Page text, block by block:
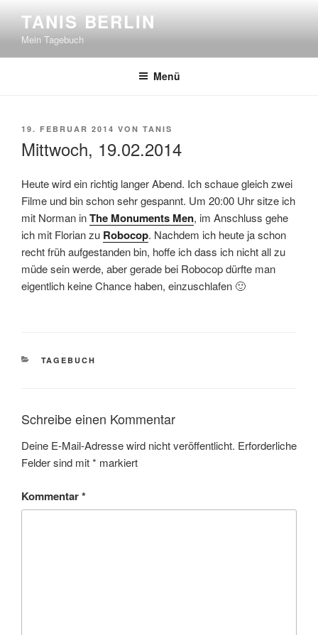
springen
TANIS BERLIN
Mein Tagebuch
Menü
VERÖFFENTLICHT
19. FEBRUAR 2014 VON TANIS
Mittwoch, 19.02.2014
Heute wird ein richtig langer Abend. Ich schaue gleich zwei
Filme und bin schon sehr gespannt. Um 20:00 Uhr sitze ich
mit Norman inThe Monuments Men, im Anschluss gehe
ich mit Florian zu Robocop. Nachdem ich heute ja schon
recht früh aufgestanden bin, hoffe ich dass ich nicht all zu
müde sein werde, aber gerade bei Robocop dürfte man
eigentlich keine Chance haben, einzuschlafen 🙂
KATEGORIEN
TAGEBUCH
Schreibe einen Kommentar
Deine E-Mail-Adresse wird nicht veröffentlicht. Erforderliche
Felder sind mit* markiert
Kommentar*